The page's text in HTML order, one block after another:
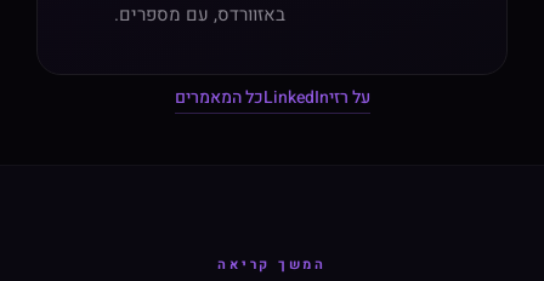
באזוורדס, עם מספרים.
על רזיLinkedInכל המאמרים
המשך קריאה